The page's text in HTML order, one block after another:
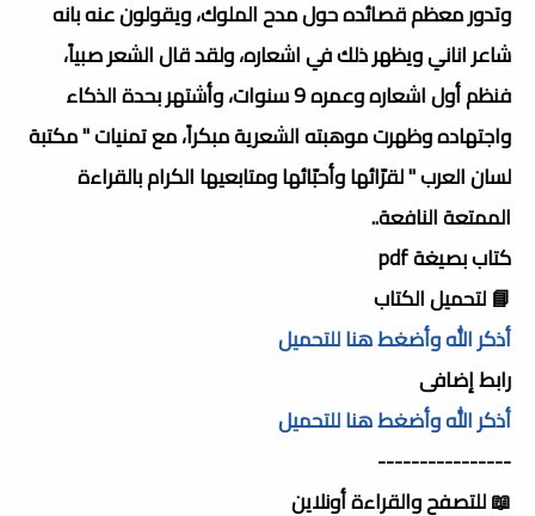
وتدور معظم قصائده حول مدح الملوك، ويقولون عنه بانه
شاعر اناني ويظهر ذلك في اشعاره، ولقد قال الشعر صبياً،
فنظم أول اشعاره وعمره 9 سنوات، وأشتهر بحدة الذكاء
واجتهاده وظهرت موهبته الشعرية مبكراً، مع تمنيات " مكتبة
لسان العرب " لقرّائها وأحبّائها ومتابعيها الكرام بالقراءة
الممتعة النافعة..
كتاب بصيغة pdf
📘 لتحميل الكتاب
أذكر الله وأضغط هنا للتحميل
رابط إضافى
أذكر الله وأضغط هنا للتحميل
----------------
📖 للتصفح والقراءة أونلاين